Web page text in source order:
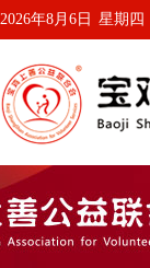
2026年8月6日 星期四